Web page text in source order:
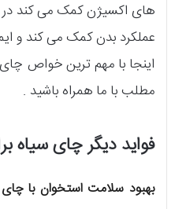
های اکسیژن کمک می کند در
عملکرد بدن کمک می کند و
اینجا با مهم ترین خواص
مطلب با ما همراه باشید .
فواید دیگر چای سیاه
بهبود سلامت استخوان با